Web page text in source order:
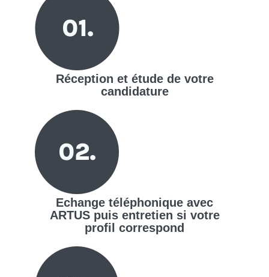
Réception et étude de votre
candidature
Echange téléphonique avec
ARTUS puis entretien si votre
profil correspond